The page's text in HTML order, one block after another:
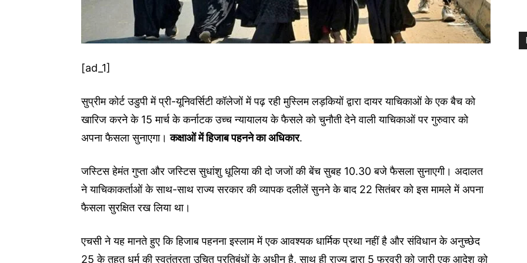
[ad_1]
सुप्रीम कोर्ट उडुपी में प्री-यूनिवर्सिटी कॉलेजों में पढ़ रही मुस्लिम लड़कियों द्वारा दायर याचिकाओं के एक बैच को
खारिज करने के 15 मार्च के कर्नाटक उच्च न्यायालय के फैसले को चुनौती देने वाली याचिकाओं पर गुरुवार को
अपना फैसला सुनाएगा।कक्षाओं में हिजाब पहनने का अधिकार.
जस्टिस हेमंत गुप्ता और जस्टिस सुधांशु धूलिया की दो जजों की बेंच सुबह 10.30 बजे फैसला सुनाएगी। अदालत
ने याचिकाकर्ताओं के साथ-साथ राज्य सरकार की व्यापक दलीलें सुनने के बाद 22 सितंबर को इस मामले में अपना
फैसला सुरक्षित रख लिया था।
एचसी ने यह मानते हुए कि हिजाब पहनना इस्लाम में एक आवश्यक धार्मिक प्रथा नहीं है और संविधान के अनुच्छेद
25 के तहत धर्म की स्वतंत्रता उचित प्रतिबंधों के अधीन है, साथ ही राज्य द्वारा 5 फरवरी को जारी एक आदेश को